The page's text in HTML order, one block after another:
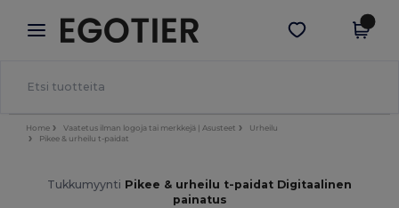
× Egotier-sovellus
Paremmat hinnat appissa!
Hae sovellus
Home Vaatetus ilman logoja tai merkkejä | Asusteet
Urheilu
Pikee & urheilu t-paidat
Tukkumyynti Pikee & urheilu t-paidat Digitaalinen
painatus